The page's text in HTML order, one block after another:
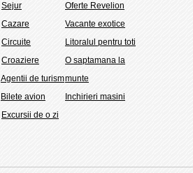
Sejur
Cazare
Circuite
Croaziere
Agentii de turism
Bilete avion
Excursii de o zi
Oferte Revelion
Vacante exotice
Litoralul pentru toti
O saptamana la
munte
Inchirieri masini